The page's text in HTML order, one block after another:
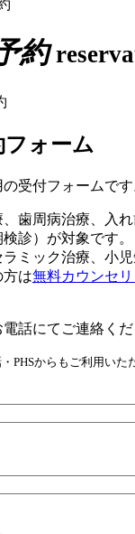
約
ォーム
受付フォームです
歯周病治療、入
診）が対象です。
ミック治療、小
は無料カウンセ
話にてご連絡くだ
PHSからもご利用いた